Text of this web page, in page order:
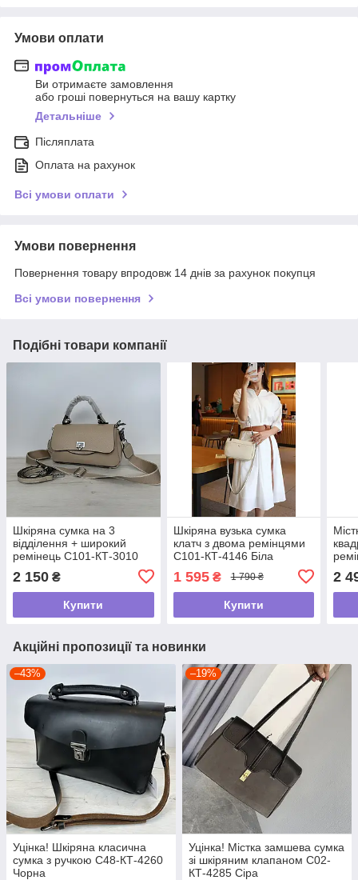
Умови оплати
Ви отримаєте замовлення
або гроші повернуться на вашу картку
Детальніше
Післяплата
Оплата на рахунок
Всі умови оплати
Умови повернення
Повернення товару впродовж 14 днів за рахунок покупця
Всі умови повернення
Подібні товари компанії
Шкіряна сумка на 3
відділення + широкий
ремінець С101-КТ-3010
2 150 ₴
Купити
Шкіряна вузька сумка
клатч з двома ремінцями
С101-КТ-4146 Біла
1 595₴ 1 790 ₴
Купити
2
Акційні пропозиції та новинки
–43%
Уцінка! Шкіряна класична
сумка з ручкою С48-КТ-4260
Чорна
–19%
Уцінка! Містка замшева сумка
зі шкіряним клапаном С02-
КТ-4285 Сіра